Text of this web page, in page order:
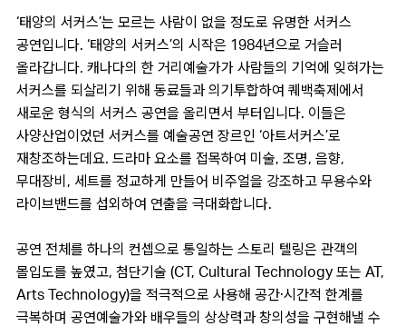
‘태양의 서커스’는 모르는 사람이 없을 정도로 유명한 서커스
공연입니다. ‘태양의 서커스’의 시작은 1984년으로 거슬러
올라갑니다. 캐나다의 한 거리예술가가 사람들의 기억에 잊혀가는
서커스를 되살리기 위해 동료들과 의기투합하여 퀘백축제에서
새로운 형식의 서커스 공연을 올리면서 부터입니다. 이들은
사양산업이었던 서커스를 예술공연 장르인 ‘아트서커스’로
재창조하는데요. 드라마 요소를 접목하여 미술, 조명, 음향,
무대장비, 세트를 정교하게 만들어 비주얼을 강조하고 무용수와
라이브밴드를 섭외하여 연출을 극대화합니다.
공연 전체를 하나의 컨셉으로 통일하는 스토리 텔링은 관객의
몰입도를 높였고, 첨단기술 (CT, Cultural Technology 또는 AT,
Arts Technology)을 적극적으로 사용해 공간·시간적 한계를
극복하며 공연예술가와 배우들의 상상력과 창의성을 구현해낼 수